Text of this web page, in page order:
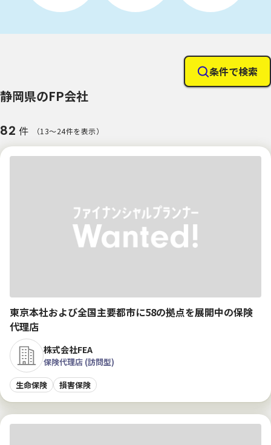
条件で検索
静岡県のFP会社
82 件 （13〜24件を表示）
東京本社および全国主要都市に58の拠点を展開中の保険
代理店
株式会社FEA
保険代理店 (訪問型)
生命保険
損害保険